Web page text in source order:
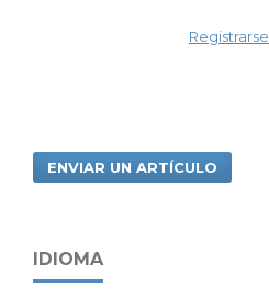
Registrarse
ENVIAR UN ARTÍCULO
IDIOMA